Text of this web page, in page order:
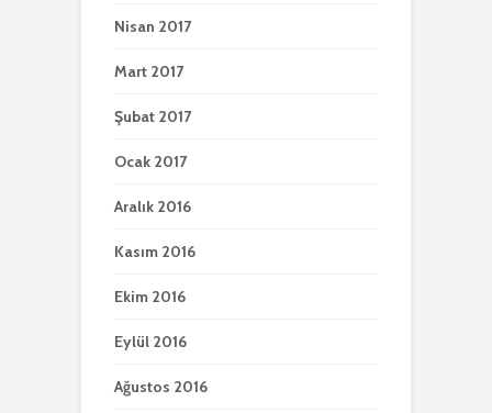
Nisan 2017
Mart 2017
Şubat 2017
Ocak 2017
Aralık 2016
Kasım 2016
Ekim 2016
Eylül 2016
Ağustos 2016